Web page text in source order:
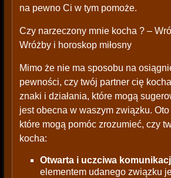
na pewno Ci w tym pomoże.
Czy narzeczony mnie kocha ? –
Wróżby i horoskop miłosny
Mimo że nie ma sposobu na
pewności, czy twój partner cię
znaki i działania, które mogą
jest obecna w waszym związku.
które mogą pomóc zrozumieć, czy
kocha:
Otwarta i uczciwa
elementem udanego związku